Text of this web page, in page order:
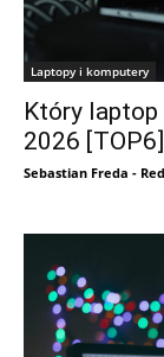
Laptopy i komputery
Który laptop
2026 [TOP6]
Sebastian Freda -